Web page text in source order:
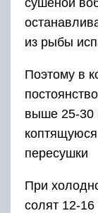
из рыбы
Поэтому в
выше 25-30
пересушки
При
солят 12-